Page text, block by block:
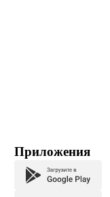
Приложения